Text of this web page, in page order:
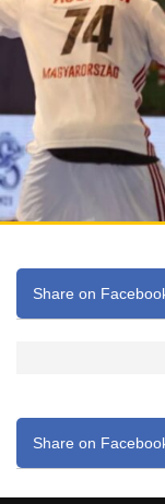
Share on
Share on